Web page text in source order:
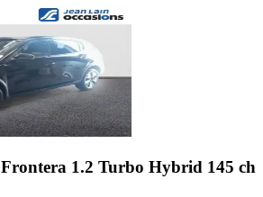
Frontera 1.2 Turbo Hybrid 145 ch